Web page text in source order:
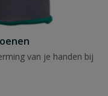
van je handen bij